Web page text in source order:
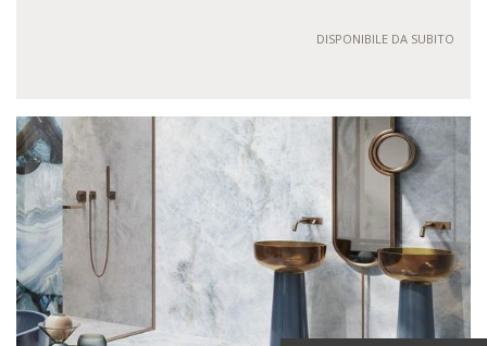
DISPONIBILE DA SUBITO